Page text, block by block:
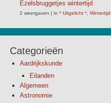
Ezelsbruggetjes wintertijd
2 weergaven | in * Uitgelicht * Wintertijd
Categorieën
Aardrijkskunde
Eilanden
Algemeen
Astronomie